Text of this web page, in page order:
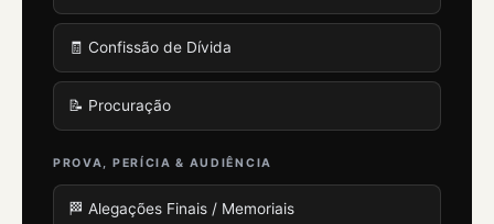
🧾 Confissão de Dívida
📝 Procuração
PROVA, PERÍCIA & AUDIÊNCIA
🏁 Alegações Finais / Memoriais